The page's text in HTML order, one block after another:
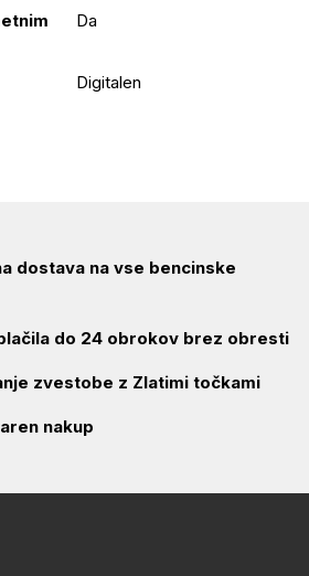
Da
Digitalen
dostava na vse bencinske
do 24 obrokov brez obresti
zvestobe z Zlatimi točkami
nakup